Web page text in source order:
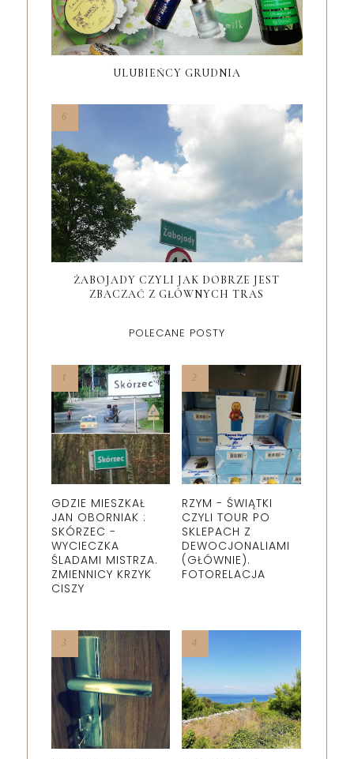
ULUBIEŃCY GRUDNIA
ŻABOJADY CZYLI JAK DOBRZE JEST
ZBACZAĆ Z GŁÓWNYCH TRAS
POLECANE POSTY
GDZIE MIESZKAŁ
JAN OBORNIAK :
SKÓRZEC -
WYCIECZKA
ŚLADAMI MISTRZA.
ZMIENNICY KRZYK
CISZY
RZYM - ŚWIĄTKI
CZYLI TOUR PO
SKLEPACH Z
DEWOCJONALIAMI
(GŁÓWNIE).
FOTORELACJA